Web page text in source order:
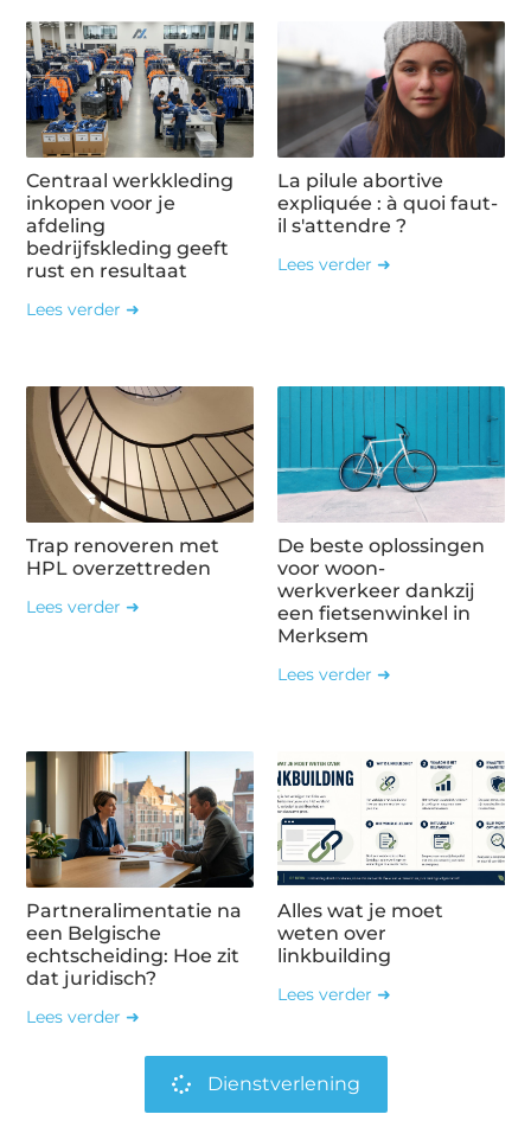
Centraal werkkleding
inkopen voor je
afdeling
bedrijfskleding geeft
rust en resultaat
Lees verder ➜
La pilule abortive
expliquée : à quoi faut-
il s'attendre ?
Lees verder ➜
Trap renoveren met
HPL overzettreden
Lees verder ➜
De beste oplossingen
voor woon-
werkverkeer dankzij
een fietsenwinkel in
Merksem
Lees verder ➜
Partneralimentatie na
een Belgische
echtscheiding: Hoe zit
dat juridisch?
Lees verder ➜
Alles wat je moet
weten over
linkbuilding
Lees verder ➜
Dienstverlening